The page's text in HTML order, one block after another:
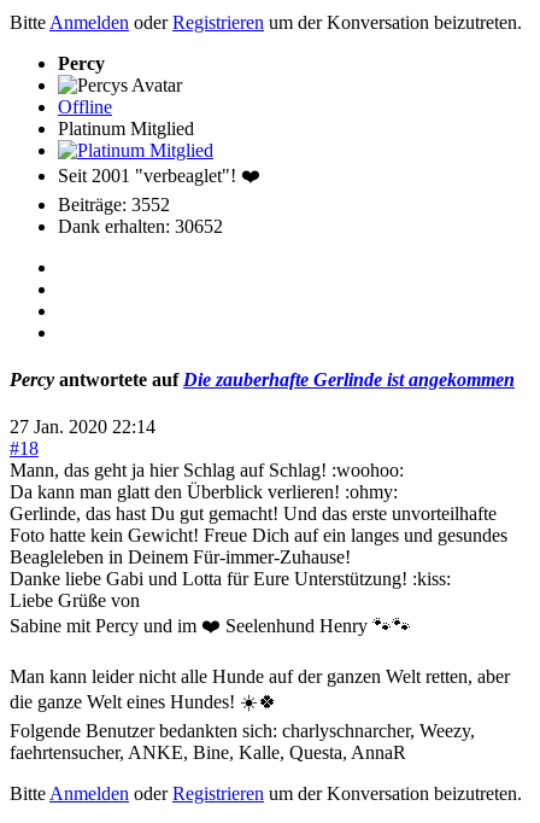
Bitte Anmelden oderRegistrieren um der Konversation beizutreten.
Percy
Offline
Platinum Mitglied
Seit 2001 "verbeaglet"! ❤️
Beiträge: 3552
Dank erhalten: 30652
Percy antwortete auf Die zauberhafte Gerlinde ist angekommen
27 Jan. 2020 22:14
#18
Mann, das geht ja hier Schlag auf Schlag! :woohoo:
Da kann man glatt den Überblick verlieren! :ohmy:
Gerlinde, das hast Du gut gemacht! Und das erste unvorteilhafte
Foto hatte kein Gewicht! Freue Dich auf ein langes und gesundes
Beagleleben in Deinem Für-immer-Zuhause!
Danke liebe Gabi und Lotta für Eure Unterstützung! :kiss:
Liebe Grüße von
Sabine mit Percy und im ❤️ Seelenhund Henry 🐾🐾
Man kann leider nicht alle Hunde auf der ganzen Welt retten, aber
die ganze Welt eines Hundes! ☀️🍀
Folgende Benutzer bedankten sich: charlyschnarcher, Weezy,
faehrtensucher, ANKE, Bine, Kalle, Questa, AnnaR
Bitte Anmelden oderRegistrieren um der Konversation beizutreten.